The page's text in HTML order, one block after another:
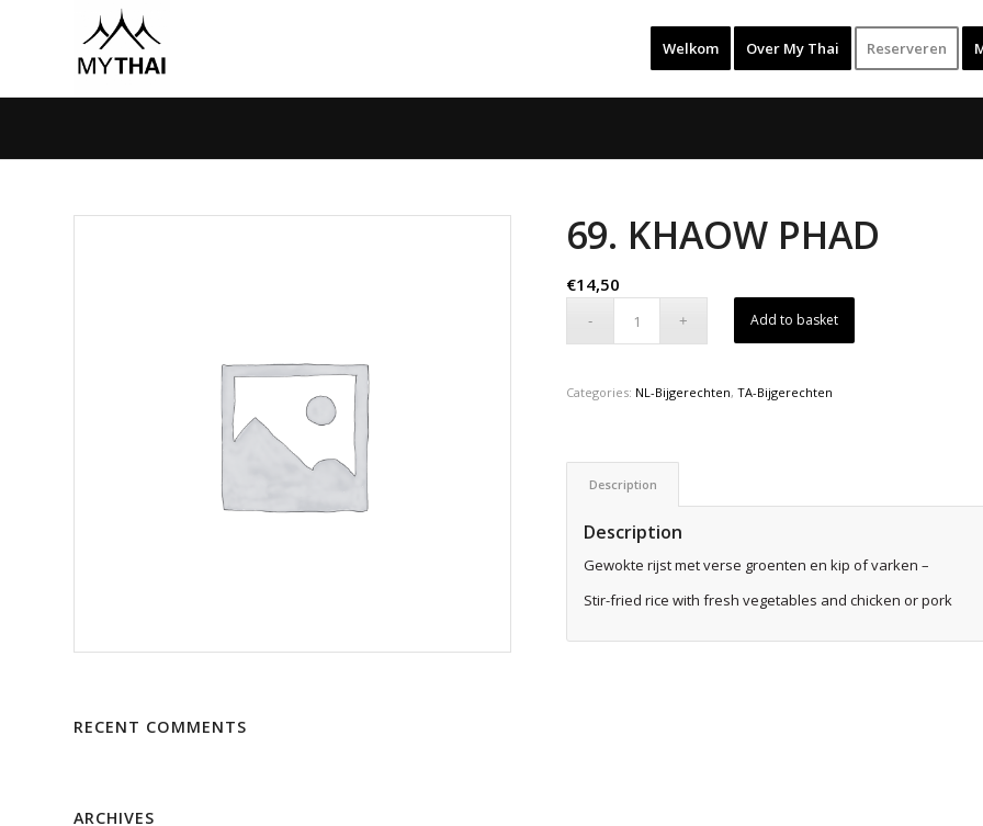
Welkom Over My Thai Reserveren
RECENT COMMENTS
ARCHIVES
69. KHAOW PHAD
€14,50
Add to basket
Categories: NL-Bijgerechten,TA-Bijgerechten
Description
Description
Gewokte rijst met verse groenten en kip of varken –
Stir-fried rice with fresh vegetables and chicken or pork